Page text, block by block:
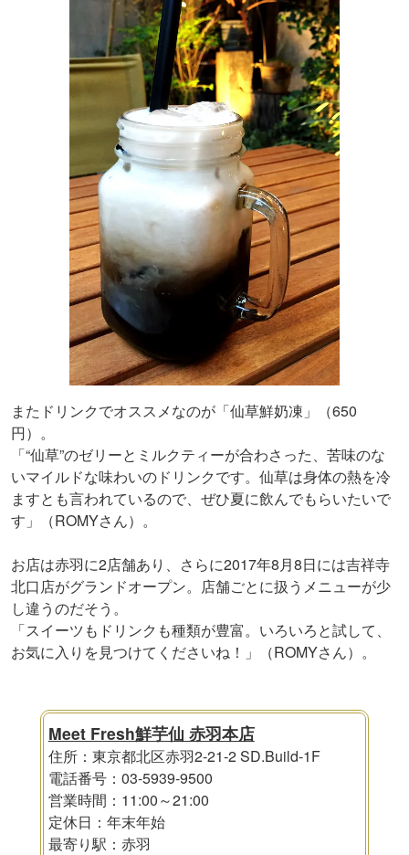
またドリンクでオススメなのが「仙草鮮奶凍」（650
円）。
「“仙草”のゼリーとミルクティーが合わさった、苦味のな
いマイルドな味わいのドリンクです。仙草は身体の熱を冷
ますとも言われているので、ぜひ夏に飲んでもらいたいで
す」（ROMYさん）。
お店は赤羽に2店舗あり、さらに2017年8月8日には吉祥寺
北口店がグランドオープン。店舗ごとに扱うメニューが少
し違うのだそう。
「スイーツもドリンクも種類が豊富。いろいろと試して、
お気に入りを見つけてくださいね！」（ROMYさん）。
Meet Fresh鮮芋仙 赤羽本店
住所：東京都北区赤羽2-21-2 SD.Build-1F
電話番号：03-5939-9500
営業時間：11:00～21:00
定休日：年末年始
最寄り駅：赤羽